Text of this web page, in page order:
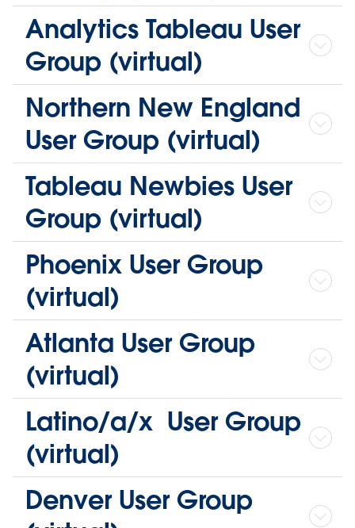
Analytics Tableau User
Group (virtual)
Northern New England
User Group (virtual)
Tableau Newbies User
Group (virtual)
Phoenix User Group
(virtual)
Atlanta User Group
(virtual)
Latino/a/x User Group
(virtual)
Denver User Group